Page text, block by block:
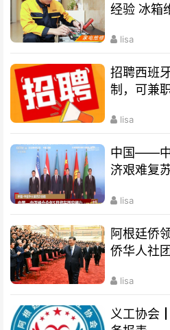
经验 冰箱
lisa
招聘西班
制，可兼
lisa
中国——中
济艰难复
lisa
阿根廷侨
侨华人社
lisa
义工协会